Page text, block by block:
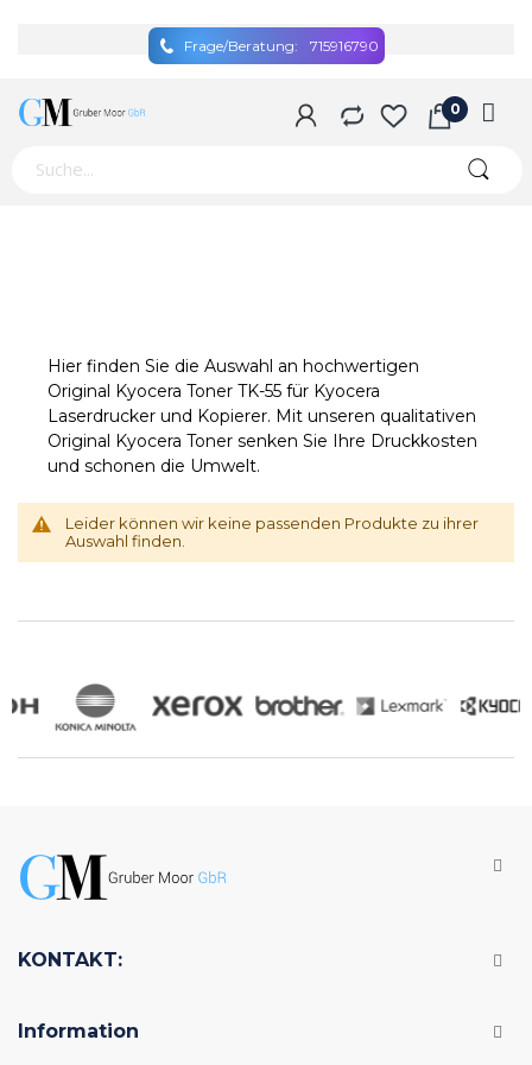
Frage/Beratung: 715916790
Hier finden Sie die Auswahl an hochwertigen
Original Kyocera Toner TK-55 für Kyocera
Laserdrucker und Kopierer. Mit unseren qualitativen
Original Kyocera Toner senken Sie Ihre Druckkosten
und schonen die Umwelt.
Leider können wir keine passenden Produkte zu ihrer
Auswahl finden.
KONTAKT:
Information